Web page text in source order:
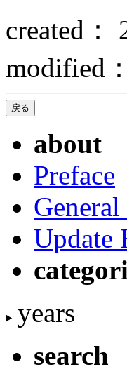
created：
modified
about
Preface
Update
years
search